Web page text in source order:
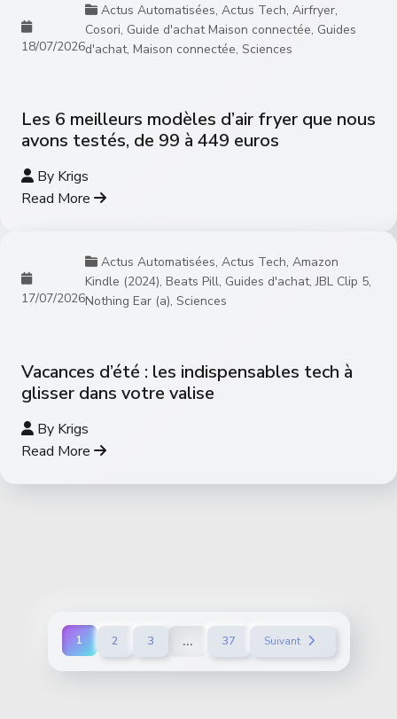
18/07/2026
Actus Automatisées, Actus Tech, Airfryer,
Cosori, Guide d'achat Maison connectée, Guides
d'achat, Maison connectée, Sciences
Les 6 meilleurs modèles d’air fryer que nous
avons testés, de 99 à 449 euros
By Krigs
Read More
17/07/2026
Actus Automatisées, Actus Tech, Amazon
Kindle (2024), Beats Pill, Guides d'achat,JBL Clip 5,
Nothing Ear (a), Sciences
Vacances d’été : les indispensables tech à
glisser dans votre valise
By Krigs
Read More
1 2 3 ... 37 Suivant